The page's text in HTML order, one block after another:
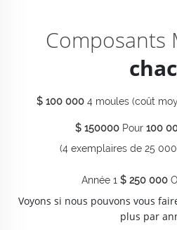
Composants
$ 100 000 4 moules (coût
$ 150000 Pour 100
(4 exemplaires de 25
Année 1 $ 250 000
Voyons si nous pouvons vous
plus par